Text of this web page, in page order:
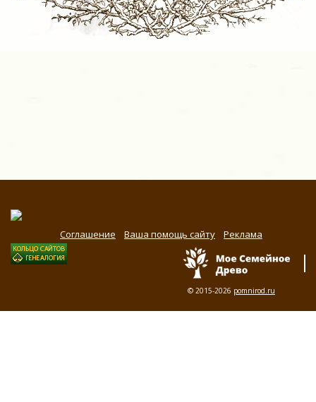
Соглашение Ваша помощь сайту Реклама
© 2015-2026 pomnirod.ru